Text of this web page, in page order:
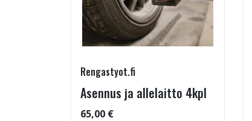
Rengastyot.fi
Asennus ja allelaitto 4kpl
65,00 €